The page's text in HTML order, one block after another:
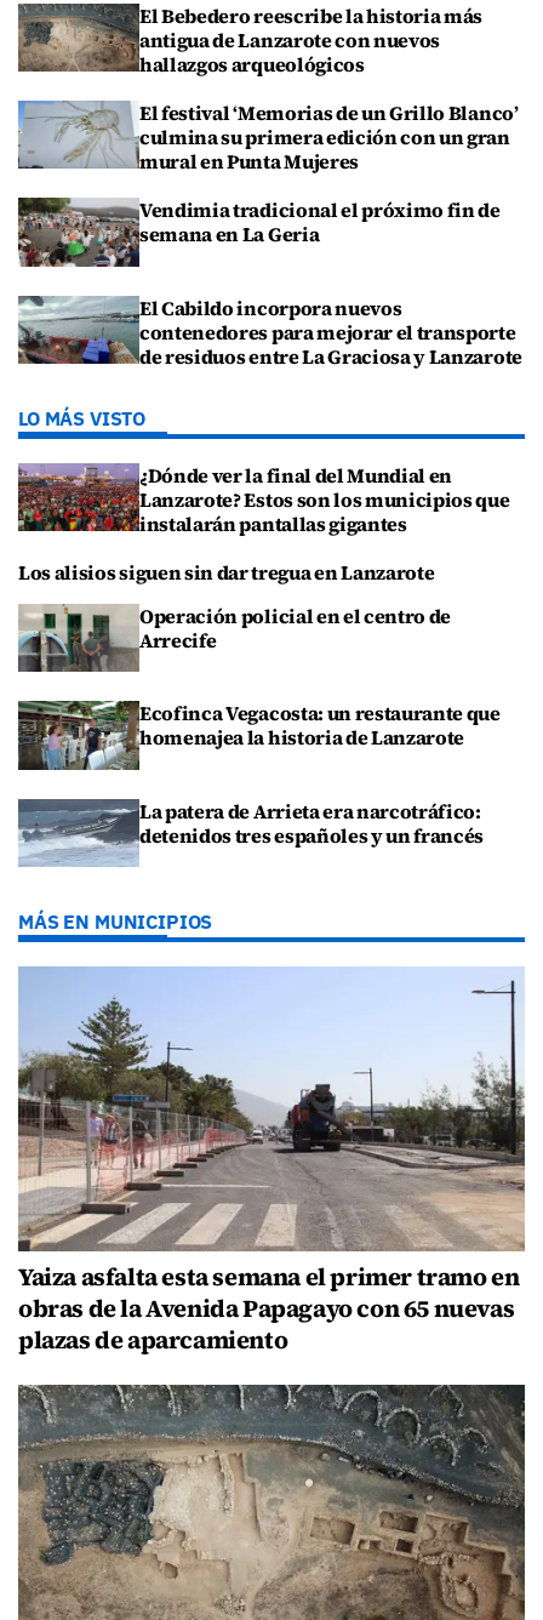
El Bebedero reescribe la historia más
antigua de Lanzarote con nuevos
hallazgos arqueológicos
El festival ‘Memorias de un Grillo Blanco’
culmina su primera edición con un gran
mural en Punta Mujeres
Vendimia tradicional el próximo fin de
semana en La Geria
El Cabildo incorpora nuevos
contenedores para mejorar el transporte
de residuos entre La Graciosa y Lanzarote
LO MÁS VISTO
¿Dónde ver la final del Mundial en
Lanzarote? Estos son los municipios que
instalarán pantallas gigantes
Los alisios siguen sin dar tregua en Lanzarote
Operación policial en el centro de
Arrecife
Ecofinca Vegacosta: un restaurante que
homenajea la historia de Lanzarote
La patera de Arrieta era narcotráfico:
detenidos tres españoles y un francés
MÁS EN MUNICIPIOS
Yaiza asfalta esta semana el primer tramo en
obras de la Avenida Papagayo con 65 nuevas
plazas de aparcamiento